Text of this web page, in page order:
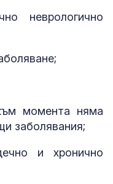
неврологично
момента няма
заболявания;
и хронично